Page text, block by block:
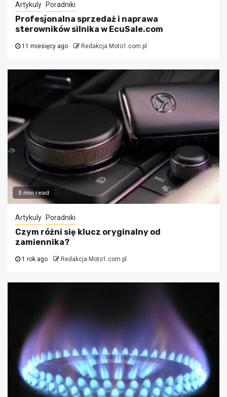
Artykuly Poradniki
Profesjonalna sprzedaż i naprawa
sterowników silnika w EcuSale.com
11 miesięcy ago Redakcja Moto1.com.pl
3 min read
Artykuly Poradniki
Czym różni się klucz oryginalny od
zamiennika?
1 rok ago Redakcja Moto1.com.pl